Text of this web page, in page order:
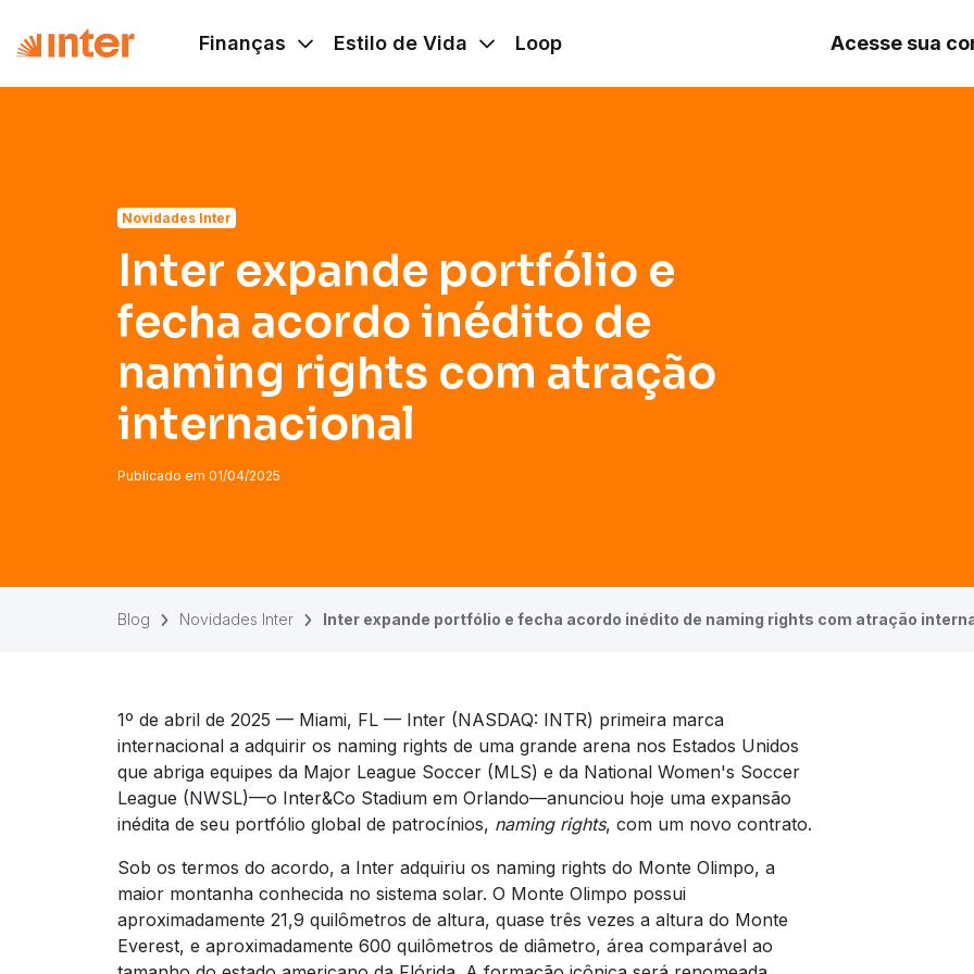
Finanças Estilo de Vida Loop Acesse sua
Novidades Inter
Inter expande portfólio e
fecha acordo inédito de
naming rights com atração
internacional
Publicado em 01/04/2025
Blog Novidades Inter Inter expande portfólio e fecha acordo inédito de naming rights com atração
1º de abril de 2025 — Miami, FL — Inter (NASDAQ: INTR) primeira marca
internacional a adquirir os naming rights de uma grande arena nos Estados Unidos
que abriga equipes da Major League Soccer (MLS) e da National Women's Soccer
League (NWSL)—o Inter&Co Stadium em Orlando—anunciou hoje uma expansão
inédita de seu portfólio global de patrocínios, naming rights, com um novo contrato.
Sob os termos do acordo, a Inter adquiriu os naming rights do Monte Olimpo, a
maior montanha conhecida no sistema solar. O Monte Olimpo possui
aproximadamente 21,9 quilômetros de altura, quase três vezes a altura do Monte
Everest, e aproximadamente 600 quilômetros de diâmetro, área comparável ao